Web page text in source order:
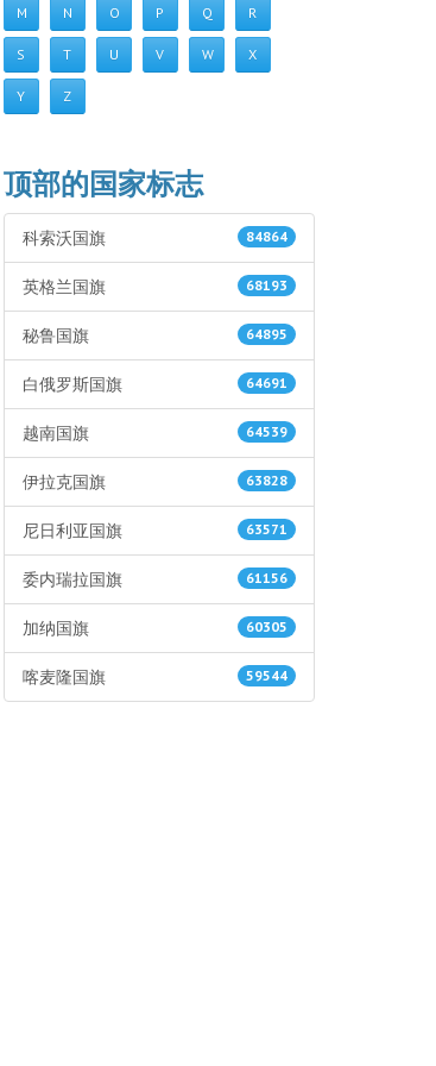
M N O P Q R
S T U V W X
Y Z
顶部的国家标志
84864
科索沃国旗
68193
英格兰国旗
64895
秘鲁国旗
64691
白俄罗斯国旗
64539
越南国旗
63828
伊拉克国旗
63571
尼日利亚国旗
61156
委内瑞拉国旗
60305
加纳国旗
59544
喀麦隆国旗